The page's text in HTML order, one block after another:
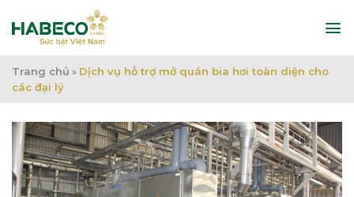
qua
dung
Trang chủ » Dịch vụ hỗ trợ mở quán bia hơi toàn diện cho
các đại lý